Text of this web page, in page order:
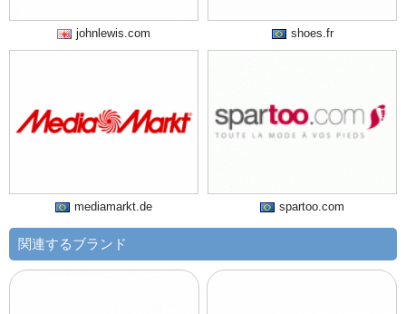
johnlewis.com shoes.fr
mediamarkt.de spartoo.com
関連するブランド